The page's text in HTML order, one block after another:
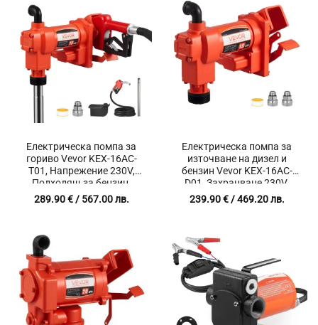
Електрическа помпа за
гориво Vevor KEX-16AC-
T01, Напрежение 230V,
Подходящ за бензин,
дизел, керосин, Дебит 57
л/мин
289.90€/ 567.00 лв.
Електрическа помпа за
източване на дизел и
бензин Vevor KEX-16AC-
D01, Захранване 230V,
Дебит 57 л/минута
239.90€/ 469.20 лв.